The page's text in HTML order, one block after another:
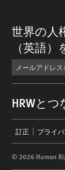
世界の人
（英語
HRWとつ
menu
訂正 プライ
© 2026 Human